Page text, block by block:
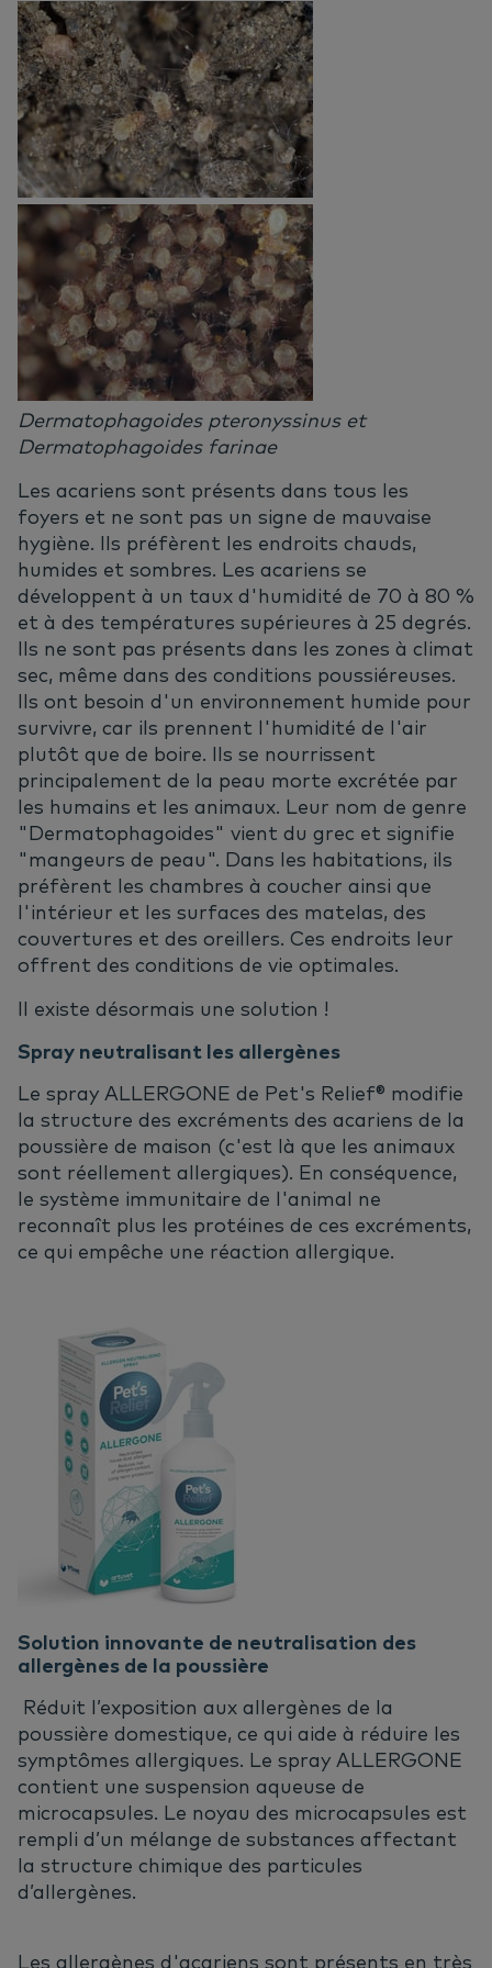
Dermatophagoides pteronyssinus et
Dermatophagoides farinae
Les acariens sont présents dans tous les
foyers et ne sont pas un signe de mauvaise
hygiène. Ils préfèrent les endroits chauds,
humides et sombres. Les acariens se
développent à un taux d'humidité de 70 à 80 %
et à des températures supérieures à 25 degrés.
Ils ne sont pas présents dans les zones à climat
sec, même dans des conditions poussiéreuses.
Ils ont besoin d'un environnement humide pour
survivre, car ils prennent l'humidité de l'air
plutôt que de boire. Ils se nourrissent
principalement de la peau morte excrétée par
les humains et les animaux. Leur nom de genre
"Dermatophagoides" vient du grec et signifie
"mangeurs de peau". Dans les habitations, ils
préfèrent les chambres à coucher ainsi que
l'intérieur et les surfaces des matelas, des
couvertures et des oreillers. Ces endroits leur
offrent des conditions de vie optimales.
Il existe désormais une solution !
Spray neutralisant les allergènes
Le spray ALLERGONE de Pet's Relief® modifie
la structure des excréments des acariens de la
poussière de maison (c'est là que les animaux
sont réellement allergiques). En conséquence,
le système immunitaire de l'animal ne
reconnaît plus les protéines de ces excréments,
ce qui empêche une réaction allergique.
Solution innovante de neutralisation des
allergènes de la poussière
Réduit l’exposition aux allergènes de la
poussière domestique, ce qui aide à réduire les
symptômes allergiques. Le spray ALLERGONE
contient une suspension aqueuse de
microcapsules. Le noyau des microcapsules est
rempli d’un mélange de substances affectant
la structure chimique des particules
d’allergènes.
Les allergènes d'acariens sont présents en très